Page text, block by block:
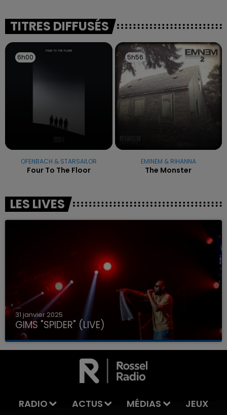
excuses.
TITRES DIFFUSÉS
6h00
6h00
OFENBACH & STARSAILOR
Four To The Floor
5h56
5h56
EMINEM & RIHANNA
The Monster
LES LIVES
31 janvier 2025
GIMS "SPIDER" (LIVE)
RADIO ACTUS MÉDIAS JEUX